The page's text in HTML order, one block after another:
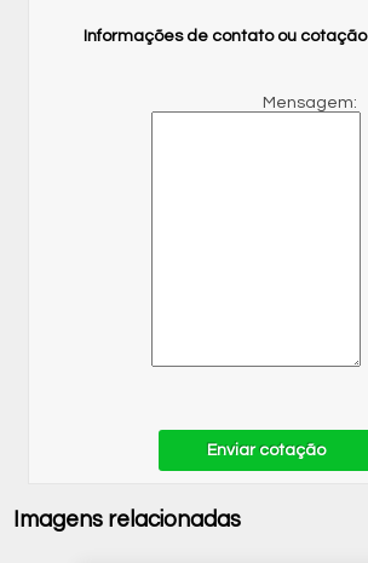
Informações de contato ou cotação
Mensagem:
Enviar cotação
Imagens relacionadas